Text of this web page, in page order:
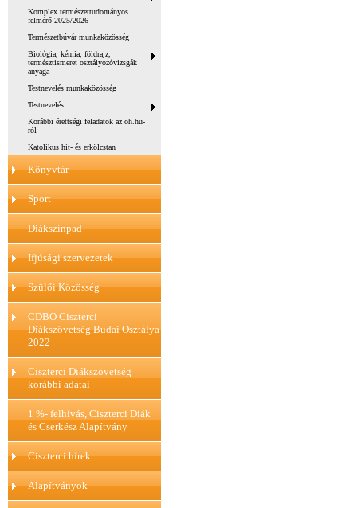
Komplex természettudományos
felmérő 2025/2026
Természetbúvár munkaközösség
Biológia, kémia, földrajz,
természtismeret osztályozóvizsgák
anyaga
Testnevelés munkaközösség
Testnevelés
Korábbi érettségi feladatok az oh.hu-
ról
Katolikus hit- és erkölcstan
Könyvtár
Sport
Diákszínpad
Ifjúsági szervezetek
Szülői Közösség
CDBO Ciszterci
Diákszövetség Budai Osztálya
2022
Ciszterci Diákszövetség
korábbi adatai
1 %- felhívás, Ciszterci Diák
és Cserkész Alapítvány
Ciszterci hírek
Alapítványok